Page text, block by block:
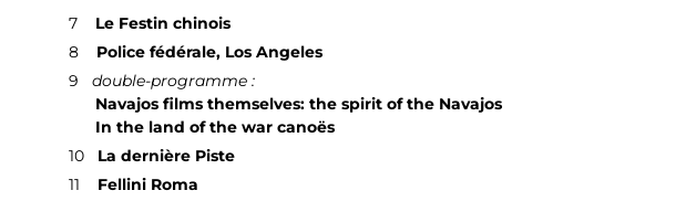
7 Le Festin chinois
8 Police fédérale, Los Angeles
9double-programme :
Navajos films themselves: the spirit of the Navajos
In the land of the war canoës
10 La dernière Piste
11 Fellini Roma